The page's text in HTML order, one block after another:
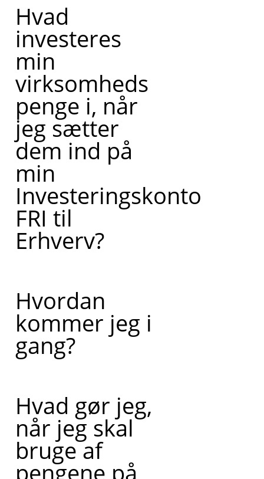
Hvad
investeres
min
virksomheds
penge i, når
jeg sætter
dem ind på
min
Investeringskonto
FRI til
Erhverv?
Hvordan
kommer jeg i
gang?
Hvad gør jeg,
når jeg skal
bruge af
pengene på